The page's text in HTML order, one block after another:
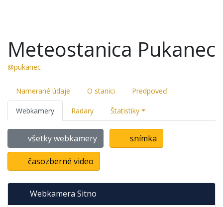
Meteostanica Pukanec
@pukanec
Namerané údaje O stanici Predpoveď
Webkamery Radary Štatistiky
všetky webkamery snímka
časozberné video
Webkamera Sitno